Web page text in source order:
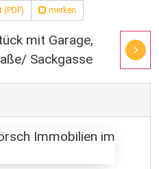
(PDF) merken